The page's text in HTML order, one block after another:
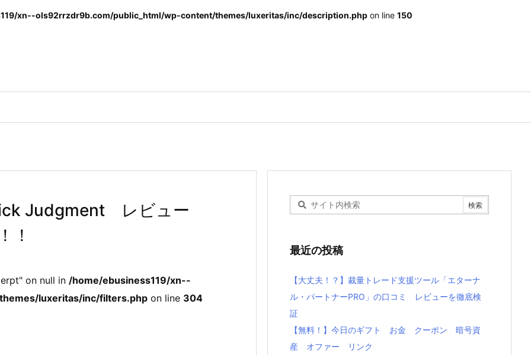
xn--ols92rrzdr9b.com/public_html/wp-content/themes/luxeritas/inc/description.php on line 150
Judgment レビュー
！
on null in /home/ebusiness119/xn--
luxeritas/inc/filters.php on line 304
最近の投稿
【大丈夫！？】裁量トレード支援ツール「エターナ
ル・パートナーPRO」の口コミ レビューを徹底検
証
【無料！】今日のギフト お金 クーポン 暗号資
産 オファー リンク